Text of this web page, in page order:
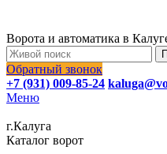
Ворота и автоматика в
Обратный звонок
+7 (931) 009-85-24
Меню
г.Калуга
Каталог ворот